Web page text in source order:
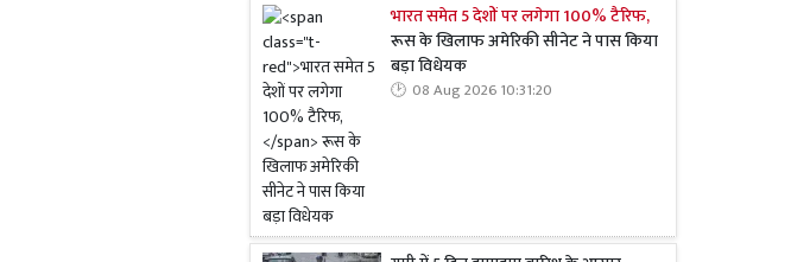
भारत समेत 5 देशों पर लगेगा 100% टैरिफ,
रूस के खिलाफ अमेरिकी सीनेट ने पास किया
बड़ा विधेयक
08 Aug 2026 10:31:20